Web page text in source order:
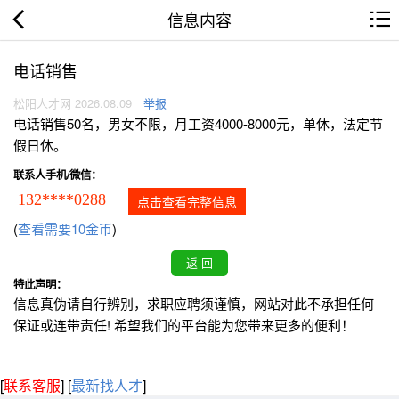
信息内容
电话销售
松阳人才网 2026.08.09 举报
电话销售50名，男女不限，月工资4000-8000元，单休，法定节
假日休。
联系人手机/微信：
132****0288 点击查看完整信息
(查看需要10金币)
特此声明：
信息真伪请自行辨别，求职应聘须谨慎，网站对此不承担任何
保证或连带责任! 希望我们的平台能为您带来更多的便利！
[联系客服] [最新找人才]